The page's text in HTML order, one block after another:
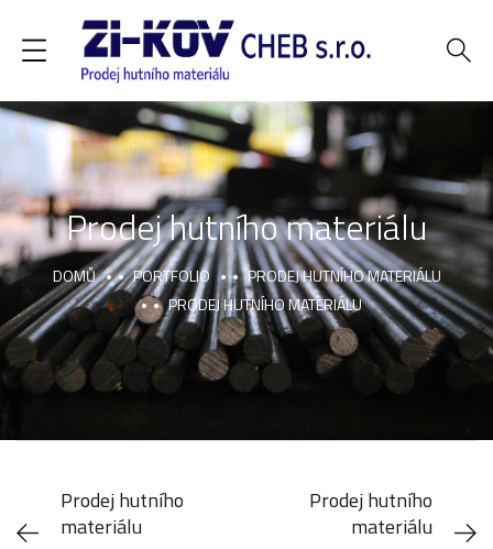
Prodej hutního materiálu
DOMŮ PORTFOLIO
PRODEJ HUTNÍHO MATERIÁLU
PRODEJ HUTNÍHO MATERIÁLU
Prodej hutního
materiálu
Prodej hutního
materiálu